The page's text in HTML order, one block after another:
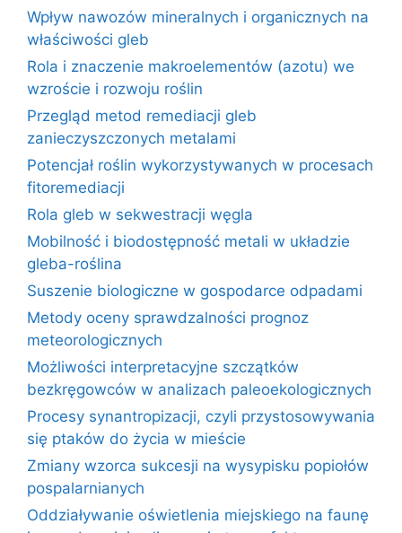
Wpływ nawozów mineralnych i organicznych na
właściwości gleb
Rola i znaczenie makroelementów (azotu) we
wzroście i rozwoju roślin
Przegląd metod remediacji gleb
zanieczyszczonych metalami
Potencjał roślin wykorzystywanych w procesach
fitoremediacji
Rola gleb w sekwestracji węgla
Mobilność i biodostępność metali w układzie
gleba-roślina
Suszenie biologiczne w gospodarce odpadami
Metody oceny sprawdzalności prognoz
meteorologicznych
Możliwości interpretacyjne szczątków
bezkręgowców w analizach paleoekologicznych
Procesy synantropizacji, czyli przystosowywania
się ptaków do życia w mieście
Zmiany wzorca sukcesji na wysypisku popiołów
pospalarnianych
Oddziaływanie oświetlenia miejskiego na faunę